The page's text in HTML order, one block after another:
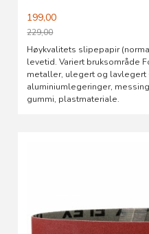
199,00
229,00
Rabatt
Høykvalitets slipepapir
levetid. Variert bruksområde
metaller, ulegert og lavlegert
aluminiumlegeringer,
gummi, plastmateriale.